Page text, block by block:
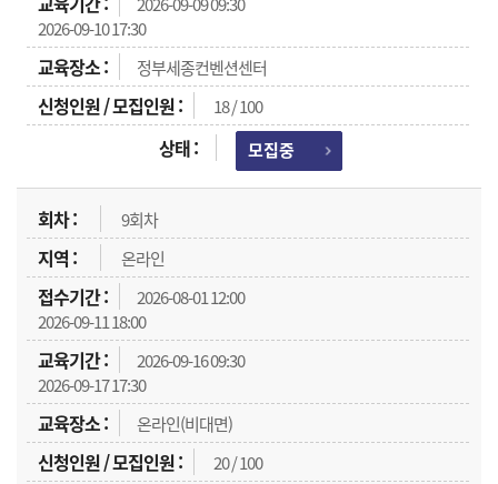
2026-09-10 17:30
정부세종컨벤션센터
18 / 100
모집중
9회차
온라인
2026-08-01 12:00
2026-09-11 18:00
2026-09-16 09:30
2026-09-17 17:30
온라인(비대면)
20 / 100